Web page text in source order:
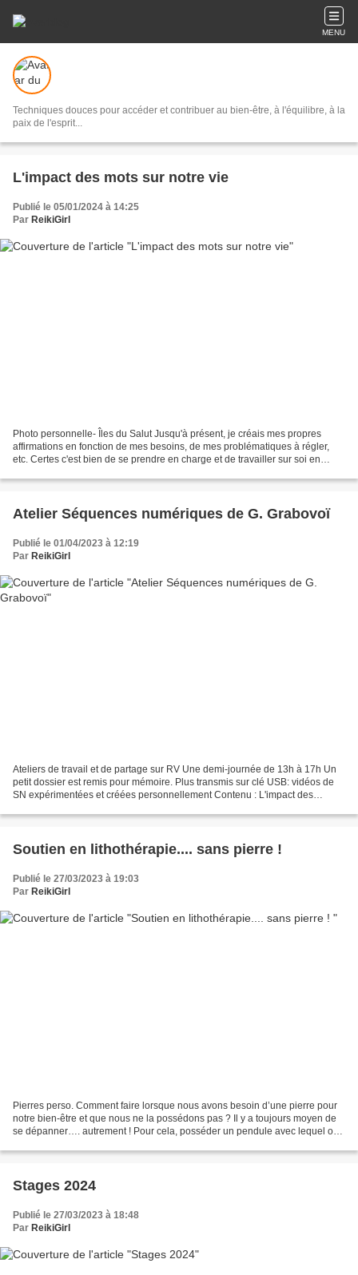
MENU
Techniques douces pour accéder et contribuer au bien-être, à l'équilibre, à la
paix de l'esprit...
L'impact des mots sur notre vie
Publié le 05/01/2024 à 14:25
Par ReikiGirl
Photo personnelle- Îles du Salut Jusqu'à présent, je créais mes propres
affirmations en fonction de mes besoins, de mes problématiques à régler,
etc. Certes c'est bien de se prendre en charge et de travailler sur soi en
Atelier Séquences numériques de G. Grabovoï
Publié le 01/04/2023 à 12:19
Par ReikiGirl
Ateliers de travail et de partage sur RV Une demi-journée de 13h à 17h Un
petit dossier est remis pour mémoire. Plus transmis sur clé USB: vidéos de
SN expérimentées et créées personnellement Contenu : L'impact des
Soutien en lithothérapie.... sans pierre !
Publié le 27/03/2023 à 19:03
Par ReikiGirl
Pierres perso. Comment faire lorsque nous avons besoin d’une pierre pour
notre bien-être et que nous ne la possédons pas ? Il y a toujours moyen de
se dépanner…. autrement ! Pour cela, posséder un pendule avec lequel on
Stages 2024
Publié le 27/03/2023 à 18:48
Par ReikiGirl